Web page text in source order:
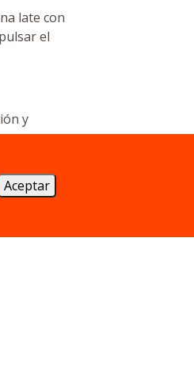
late con
el
y
recursos
Aceptar